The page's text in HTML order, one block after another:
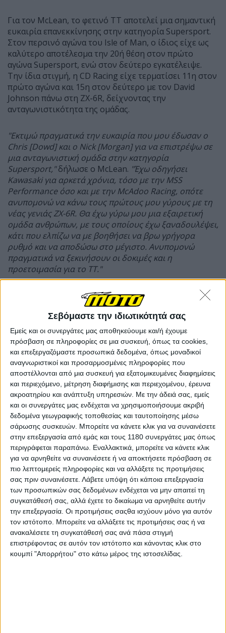
Σεβόμαστε την ιδιωτικότητά σας
Εμείς και οι συνεργάτες μας αποθηκεύουμε και/ή έχουμε
πρόσβαση σε πληροφορίες σε μια συσκευή, όπως τα cookies,
και επεξεργαζόμαστε προσωπικά δεδομένα, όπως μοναδικοί
αναγνωριστικοί και προσαρμοσμένες πληροφορίες που
αποστέλλονται από μια συσκευή για εξατομικευμένες διαφημίσεις
και περιεχόμενο, μέτρηση διαφήμισης και περιεχομένου, έρευνα
ακροατηρίου και ανάπτυξη υπηρεσιών. Με την άδειά σας, εμείς
και οι συνεργάτες μας ενδέχεται να χρησιμοποιήσουμε ακριβή
δεδομένα γεωγραφικής τοποθεσίας και ταυτοποίησης μέσω
σάρωσης συσκευών. Μπορείτε να κάνετε κλικ για να συναινέσετε
στην επεξεργασία από εμάς και τους 1180 συνεργάτες μας όπως
περιγράφεται παραπάνω. Εναλλακτικά, μπορείτε να κάνετε κλικ
για να αρνηθείτε να συναινέσετε ή να αποκτήσετε πρόσβαση σε
πιο λεπτομερείς πληροφορίες και να αλλάξετε τις προτιμήσεις
σας πριν συναινέσετε. Λάβετε υπόψη ότι κάποια επεξεργασία
των προσωπικών σας δεδομένων ενδέχεται να μην απαιτεί τη
συγκατάθεσή σας, αλλά έχετε το δικαίωμα να αρνηθείτε αυτήν
την επεξεργασία. Οι προτιμήσεις σαςθα ισχύουν μόνο για αυτόν
τον ιστότοπο. Μπορείτε να αλλάξετε τις προτιμήσεις σας ή να
ανακαλέσετε τη συγκατάθεσή σας ανά πάσα στιγμή
επιστρέφοντας σε αυτόν τον ιστότοπο και κάνοντας κλικ στο
κουμπί "Απορρήτου" στο κάτω μέρος της ιστοσελίδας.
Για τον McLean, το φετινό TT αποτελεί μια σημαντική
ευκαιρία επανεκκίνησης στην κατηγορία Supersport.
Στον περσινό αγώνα του Isle of Man, ο ίδιος είχε ως
καλύτερο αποτέλεσμα την 20ή θέση στον πρώτο
αγώνα Supersport, ενώ στον δεύτερο εγκατέλειψε.
Την ίδια στιγμή, η CD Racing είχε τερματίσει 11η στον
πρώτο αγώνα και 15η στον δεύτερο με τον David
Johnson πάνω στη ZX-6R, δείχνοντας την
ανταγωνιστικότητα της ομάδας.
"Εκτιμώ πραγματικά την ευκαιρία που μου έδωσαν ο
Chris [Dowd] και ο Nick [Morgan] για να επιστρέψω σε
μια ανταγωνιστική ομάδα στην κατηγορία
Supersport,"δήλωσε ο McLean. "Έχω οδηγήσει
Kawasaki για αρκετά χρόνια, τόσο με την MSS
Performance όσο και με την McAdoo Racing, οπότε
ανυπομονώ να κάνω τους πρώτους μου γύρους με τη
νέας γενιάς ZX-6R. Θα έχω γύρω μου μια εξαιρετική
ομάδα ανθρώπων, με τους οποίους έχω ξαναδουλέψει,
κάτι που ελπίζω να με βοηθήσει να βρω γρήγορα
ρυθμό και να αποδώσω στο μέγιστο. Ανυπομονώ
πραγματικά να ξεκινήσουν οι δοκιμές και η
προετοιμασία για το TT."